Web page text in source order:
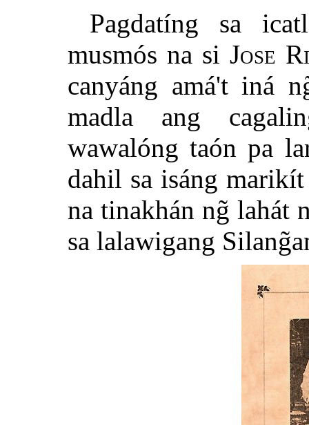
Pagdatíng sa
musmós na si Jose
canyáng amá't iná
madla ang
wawalóng taón pa
dahil sa isáng
na tinakhán ng̃ lahát
sa lalawigang